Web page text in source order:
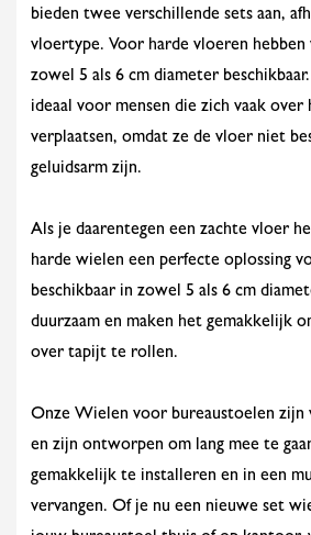
bieden twee verschillende sets aan,
vloertype. Voor harde vloeren
zowel 5 als 6 cm diameter
ideaal voor mensen die zich vaak over
verplaatsen, omdat ze de vloer niet
geluidsarm zijn.
Als je daarentegen een zachte vloer
harde wielen een perfecte oplossing
beschikbaar in zowel 5 als 6 cm
duurzaam en maken het gemakkelijk
over tapijt te rollen.
Onze Wielen voor bureaustoelen zijn
en zijn ontworpen om lang mee te
gemakkelijk te installeren en in een
vervangen. Of je nu een nieuwe set